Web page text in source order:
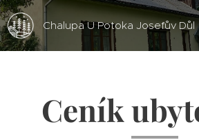
Chalupa U Potoka Josefův Důl
Ceník